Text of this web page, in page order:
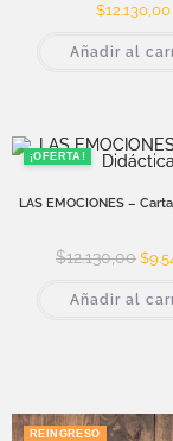
$12.130,00
Añadir al
¡OFERTA!
LAS EMOCIONES –
$12.130,00 $
Añadir al
REINGRESO